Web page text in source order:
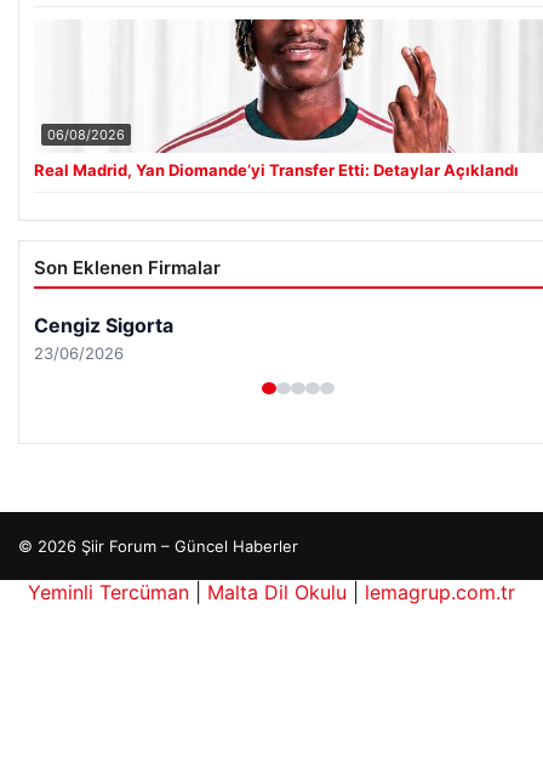
06/08/2026
Real Madrid, Yan Diomande’yi Transfer Etti: Detaylar Açıklandı
Son Eklenen Firmalar